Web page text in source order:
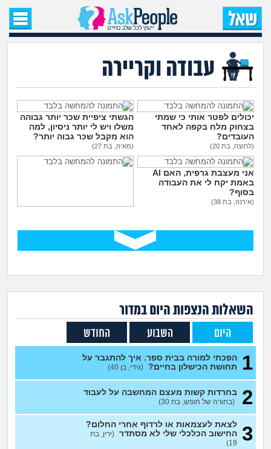
עמוד הבית
שאלות חדשות
שאלות שעוררו עניין
עצות חדשות
מתחם הטיפים
מדורים
זוגיות
הורות ומשפחה
מתבגרים
מהבקו"ם... ועד מתי?!
לימודים וסטודנטים
חיפוש שאלות
הרשמה
עבודה וקריירה
יכולים לפטר אותי כי שמתי
בצחוק מלח בקפה לאחד
העובדים?
(לחוצה, בת 20)
הגשתי ציפיית שכר יותר גבוהה
משלו ויש לי יותר ניסיון, למה
הוא מקבל שכר גבוה יותר?
(מאיה, בת 27)
אני מעצבת גרפית, האם AI
באמת יקח לי את העבודה
בסוף?
(אירנה, בת 38)
(סזרק, בן 27)
השאלות הנצפות היוםבמדור
היום השבוע החודש
1
הפכתי למורה בבית ספר. איך להתגבר על
תחושת הכישלון בחיים? (גידי, בן 40)
2 בחרדות קשות מעצם המחשבה על לעבוד
(בחורה של חופש, בת 30)
3 לצאת לעצמאות או לרדוף אחרי החלום?
החישוב הכלכלי שלי לא מסתדר (ירין, בת
19)